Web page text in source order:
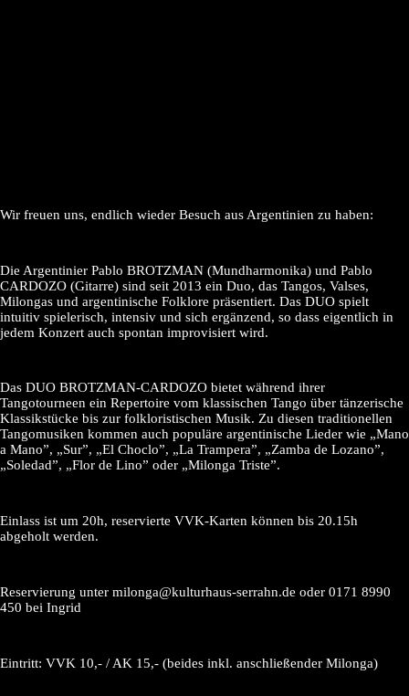
Wir freuen uns, endlich wieder Besuch aus Argentinien zu haben:
Die Argentinier Pablo BROTZMAN (Mundharmonika) und Pablo
CARDOZO (Gitarre) sind seit 2013 ein Duo, das Tangos, Valses,
Milongas und argentinische Folklore präsentiert. Das DUO spielt
intuitiv spielerisch, intensiv und sich ergänzend, so dass eigentlich in
jedem Konzert auch spontan improvisiert wird.
Das DUO BROTZMAN-CARDOZO bietet während ihrer
Tangotourneen ein Repertoire vom klassischen Tango über tänzerische
Klassikstücke bis zur folkloristischen Musik. Zu diesen traditionellen
Tangomusiken kommen auch populäre argentinische Lieder wie „Mano
a Mano”, „Sur”, „El Choclo”, „La Trampera”, „Zamba de Lozano”,
„Soledad”, „Flor de Lino” oder „Milonga Triste”.
Einlass ist um 20h, reservierte VVK-Karten können bis 20.15h
abgeholt werden.
Reservierung unter milonga@kulturhaus-serrahn.de oder 0171 8990
450 bei Ingrid
Eintritt: VVK 10,- / AK 15,- (beides inkl. anschließender Milonga)